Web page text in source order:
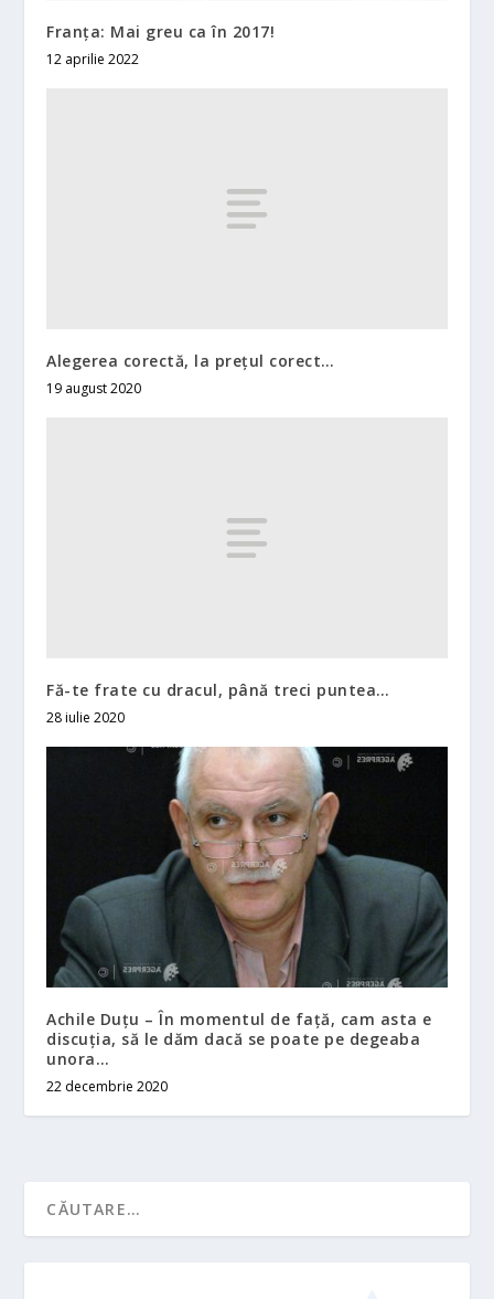
Franţa: Mai greu ca în 2017!
12 aprilie 2022
Alegerea corectă, la prețul corect…
19 august 2020
Fă-te frate cu dracul, până treci puntea…
28 iulie 2020
Achile Duțu – În momentul de față, cam asta e
discuția, să le dăm dacă se poate pe degeaba
unora…
22 decembrie 2020